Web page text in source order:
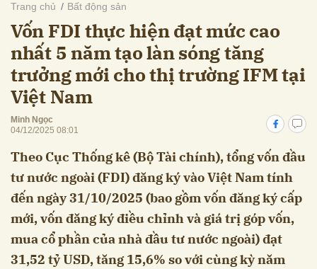
Trang chủ Bất động sản
Vốn FDI thực hiện đạt mức cao
nhất 5 năm tạo làn sóng tăng
trưởng mới cho thị trường IFM tại
Việt Nam
Minh Ngọc
04/12/2025 08:01
Theo Cục Thống kê (Bộ Tài chính), tổng vốn đầu
tư nước ngoài (FDI) đăng ký vào Việt Nam tính
đến ngày 31/10/2025 (bao gồm vốn đăng ký cấp
mới, vốn đăng ký điều chỉnh và giá trị góp vốn,
mua cổ phần của nhà đầu tư nước ngoài) đạt
31,52 tỷ USD, tăng 15,6% so với cùng kỳ năm
Hủy